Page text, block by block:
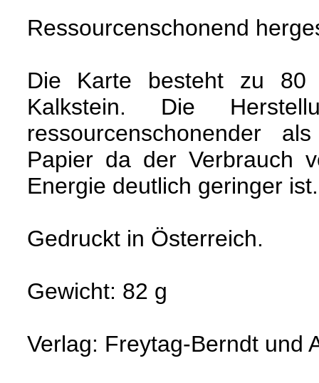
Ressourcenschonend
Die Karte besteht zu 80
Kalkstein. Die
ressourcenschonender
Papier da der Verbrauch
Energie deutlich geringer ist.
Gedruckt in Österreich.
Gewicht: 82 g
Verlag: Freytag-Berndt und